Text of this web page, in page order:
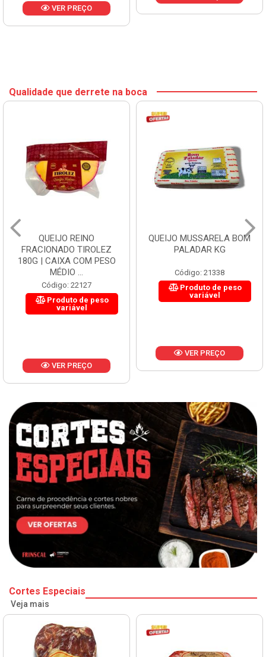
VER PREÇO
Qualidade que derrete na boca
QUEIJO REINO
FRACIONADO TIROLEZ
180G | CAIXA COM PESO
MÉDIO ...
Código: 22127
Produto de peso
variável
VER PREÇO
QUEIJO MUSSARELA BOM
PALADAR KG
Código: 21338
Produto de peso
variável
VER PREÇO
Cortes Especiais
Veja mais